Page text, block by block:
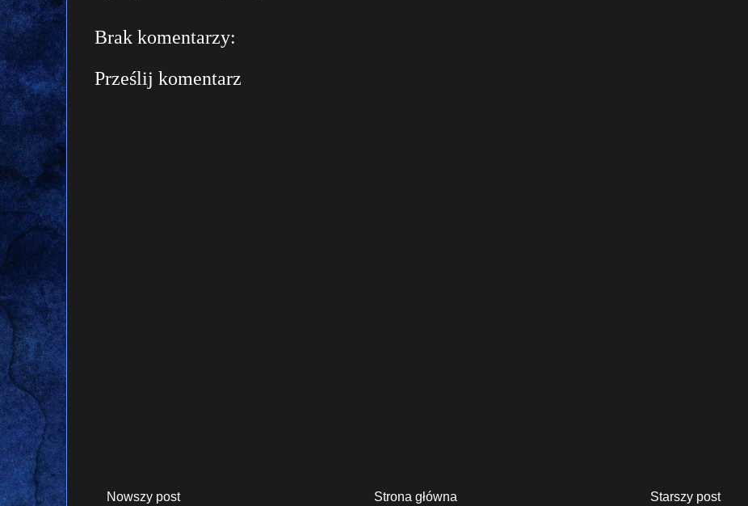
Brak komentarzy:
Prześlij komentarz
Nowszy post Starszy post
Strona główna